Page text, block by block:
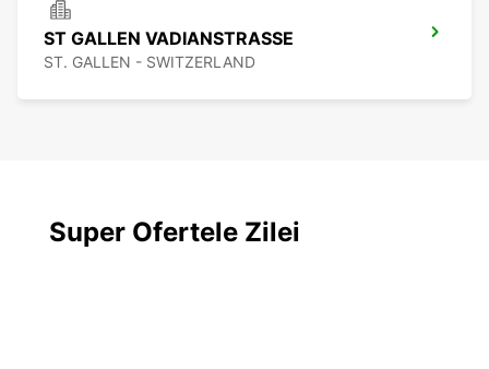
ST GALLEN VADIANSTRASSE
ST. GALLEN - SWITZERLAND
Super Ofertele Zilei